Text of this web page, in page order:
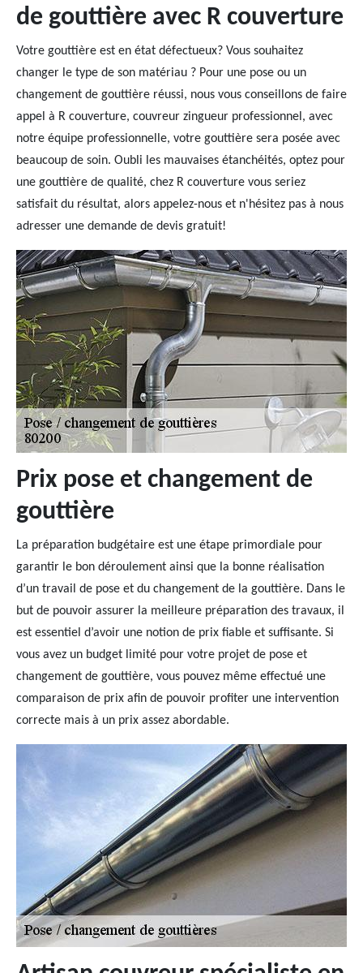
de gouttière avec R couverture
Votre gouttière est en état défectueux? Vous souhaitez
changer le type de son matériau ? Pour une pose ou un
changement de gouttière réussi, nous vous conseillons de faire
appel à R couverture, couvreur zingueur professionnel, avec
notre équipe professionnelle, votre gouttière sera posée avec
beaucoup de soin. Oubli les mauvaises étanchéités, optez pour
une gouttière de qualité, chez R couverture vous seriez
satisfait du résultat, alors appelez-nous et n'hésitez pas à nous
adresser une demande de devis gratuit!
Prix pose et changement de
gouttière
La préparation budgétaire est une étape primordiale pour
garantir le bon déroulement ainsi que la bonne réalisation
d’un travail de pose et du changement de la gouttière. Dans le
but de pouvoir assurer la meilleure préparation des travaux, il
est essentiel d’avoir une notion de prix fiable et suffisante. Si
vous avez un budget limité pour votre projet de pose et
changement de gouttière, vous pouvez même effectué une
comparaison de prix afin de pouvoir profiter une intervention
correcte mais à un prix assez abordable.